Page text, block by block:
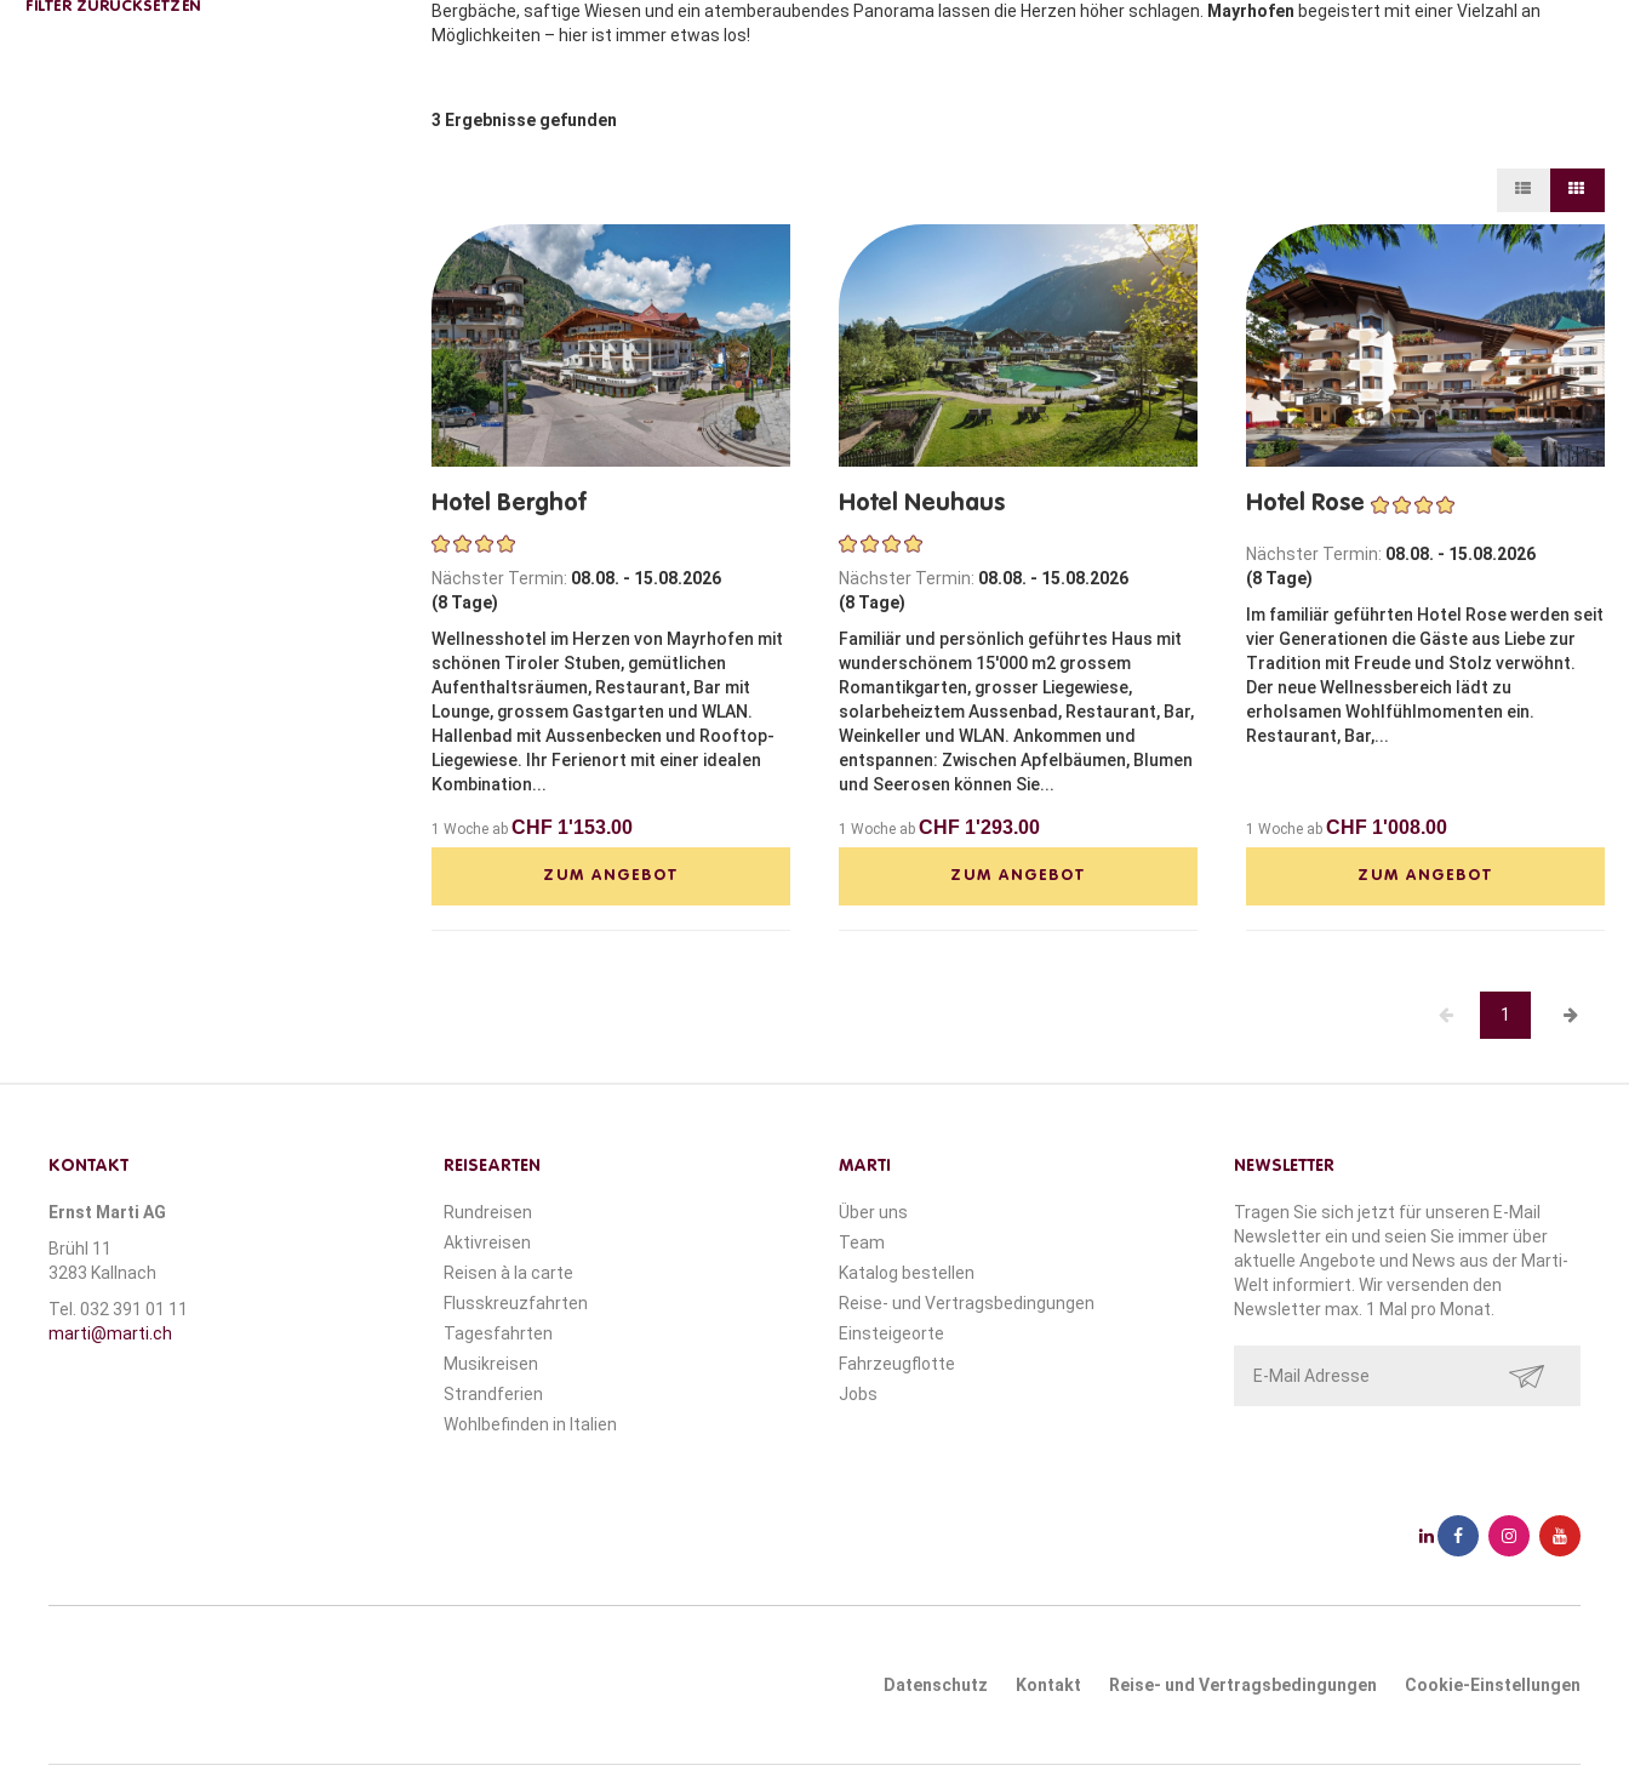
Bergbäche, saftige Wiesen und ein atemberaubendes Panorama lassen die Herzen höher schlagen.
Mayrhofen begeistert mit einer Vielzahl an
Möglichkeiten – hier ist immer etwas los!
3 Ergebnisse gefunden
Hotel Berghof
Nächster Termin: 08.08. - 15.08.2026
(8 Tage)
Wellnesshotel im Herzen von Mayrhofen mit
schönen Tiroler Stuben, gemütlichen
Aufenthaltsräumen, Restaurant, Bar mit
Lounge, grossem Gastgarten und WLAN.
Hallenbad mit Aussenbecken und Rooftop-
Liegewiese. Ihr Ferienort mit einer idealen
Kombination...
1 Woche ab CHF 1'153.00
ZUM ANGEBOT
Hotel Neuhaus
Nächster Termin: 08.08. - 15.08.2026
(8 Tage)
Familiär und persönlich geführtes Haus mit
wunderschönem 15'000 m2 grossem
Romantikgarten, grosser Liegewiese,
solarbeheiztem Aussenbad, Restaurant, Bar,
Weinkeller und WLAN. Ankommen und
entspannen: Zwischen Apfelbäumen, Blumen
und Seerosen können Sie...
1 Woche ab CHF 1'293.00
ZUM ANGEBOT
Hotel Rose
Nächster Termin: 08.08. - 15.08.2026
(8 Tage)
Im familiär geführten Hotel Rose werden seit
vier Generationen die Gäste aus Liebe zur
Tradition mit Freude und Stolz verwöhnt.
Der neue Wellnessbereich lädt zu
erholsamen Wohlfühlmomenten ein.
Restaurant, Bar,...
1 Woche ab CHF 1'008.00
ZUM ANGEBOT
1
KONTAKT
Ernst Marti AG
Brühl 11
3283 Kallnach
Tel. 032 391 01 11
marti@marti.ch
REISEARTEN
Rundreisen
Aktivreisen
Reisen à la carte
Flusskreuzfahrten
Tagesfahrten
Musikreisen
Strandferien
Wohlbefinden in Italien
MARTI
Über uns
Team
Katalog bestellen
Reise- und Vertragsbedingungen
Einsteigeorte
Fahrzeugflotte
Jobs
NEWSLETTER
Tragen Sie sich jetzt für unseren E-Mail
Newsletter ein und seien Sie immer über
aktuelle Angebote und News aus der Marti-
Welt informiert. Wir versenden den
Newsletter max. 1 Mal pro Monat.
SENDEN
Datenschutz Kontakt Reise- und Vertragsbedingungen Cookie-Einstellungen